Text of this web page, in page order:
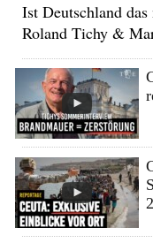
Ist Deutschland
Roland Tichy &